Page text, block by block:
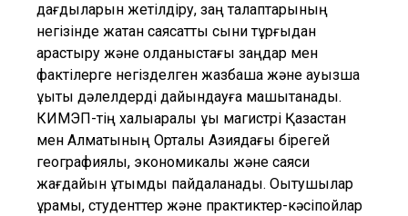
дағдыларын жетілдіру, заң талаптарының
негізінде жатқан саясатты сыни тұрғыдан
қарастыру және қолданыстағы заңдар мен
фактілерге негізделген жазбаша және ауызша
құқықтық дәлелдерді дайындауға машықтанады.
КИМЭП-тің халықаралық құқық магистрі Қазақстан
мен Алматының Орталық Азиядағы бірегей
географиялық, экономикалық және саяси
жағдайын ұтымды пайдаланады. Оқытушылар
құрамы, студенттер және практиктер-кәсіпқойлар